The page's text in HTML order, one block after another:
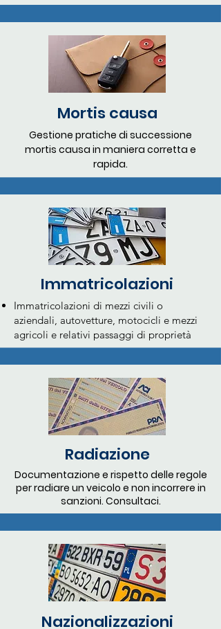
Mortis causa
Gestione pratiche di successione
mortis causa in maniera corretta e
rapida.
Immatricolazioni
Immatricolazioni di mezzi civili o
aziendali, autovetture, motocicli e mezzi
agricoli e relativi passaggi di proprietà
Radiazione
Documentazione e rispetto delle regole
per radiare un veicolo e non incorrere in
sanzioni. Consultaci.
Nazionalizzazioni